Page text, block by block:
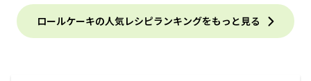
ロールケーキの人気レシピランキングをもっと見る